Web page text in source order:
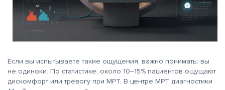
Если вы испытываете такие ощущения, важно понимать: вы
не одиноки. По статистике, около 10–15% пациентов ощущают
дискомфорт или тревогу при МРТ. В центре МРТ диагностики